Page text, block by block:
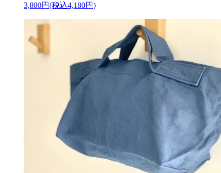
3,800円(税込4,180円)